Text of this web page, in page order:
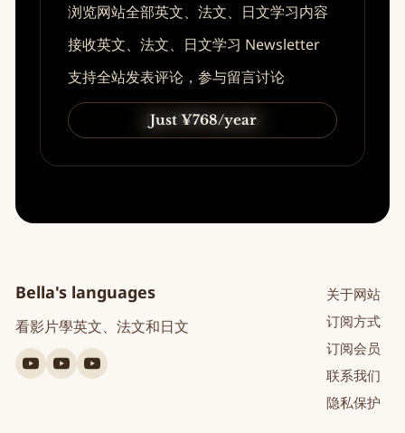
浏览网站全部英文、法文、日文学习内容
接收英文、法文、日文学习 Newsletter
支持全站发表评论，参与留言讨论
Just ¥74/month
Just ¥768/year
Bella's languages
看影片學英文、法文和日文
YouTube
英
YouTube
法
YouTube
日
关于网站
订阅方式
订阅会员
联系我们
隐私保护